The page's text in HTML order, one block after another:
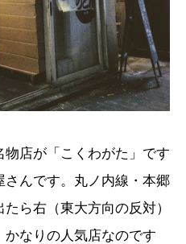
店が「こくわがた」です
さんです。丸ノ内線・本郷
ら右（東大方向の反対）
なりの人気店なのです